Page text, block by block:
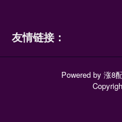
友情链接：
Powered by 涨8